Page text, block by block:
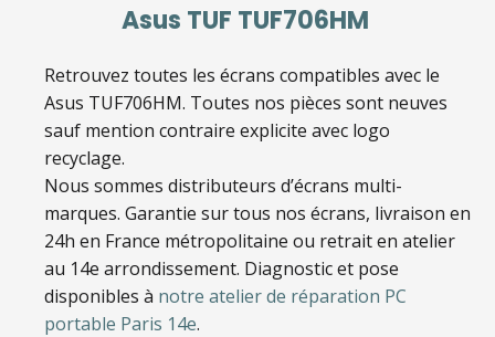
Asus TUF TUF706HM
Retrouvez toutes les écrans compatibles avec le
Asus TUF706HM. Toutes nos pièces sont neuves
sauf mention contraire explicite avec logo
recyclage.
Nous sommes distributeurs d’écrans multi-
marques. Garantie sur tous nos écrans, livraison en
24h en France métropolitaine ou retrait en atelier
au 14e arrondissement. Diagnostic et pose
disponibles à notre atelier de réparation PC
portable Paris 14e.